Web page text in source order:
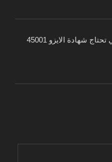
أهم الصناعات اللي تحتاج شهادة الايزو 45001